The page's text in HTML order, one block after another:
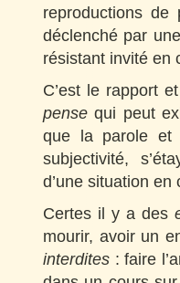
reproductions de
déclenché par
résistant invité en
C’est le rapport
pense qui peut
que la parole et
subjectivité,
d’une situation en
Certes il y a des
mourir, avoir un
interdites : faire